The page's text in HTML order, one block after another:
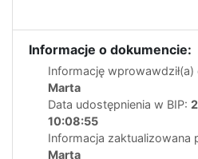
Informacje o dokumencie:
Informację wprowawdził(a)
Marta
Data udostępnienia w BIP:
10:08:55
Informacja zaktualizowana
Marta